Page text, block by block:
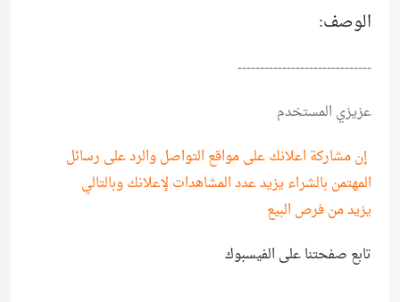
الوصف:
------------------------------
عزيزي المستخدم
إن مشاركة اعلانك على مواقع التواصل والرد على رسائل
المهتمن بالشراء يزيد عدد المشاهدات لإعلانك وبالتالي
يزيد من فرص البيع
تابع صفحتنا على الفيسبوك